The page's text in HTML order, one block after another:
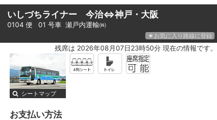
いしづちライナー 今治⇔神戸・大阪
0104 便 01 号車 瀬戸内運輸㈱
★お気に入り路線に登録
残席は 2026年08月07日23時50分 現在の情報です。
シートマップ
お支払い方法